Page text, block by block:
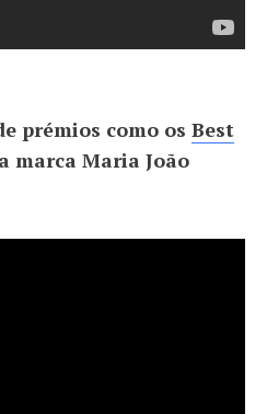
prémios como os Best
marca Maria João